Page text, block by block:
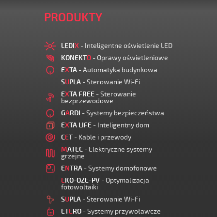
PRODUKTY
LEDIX - Inteligentne oświetlenie LED
KONEKTO - Oprawy oświetleniowe
EXTA - Automatyka budynkowa
SUPLA - Sterowanie Wi-Fi
EXTA FREE - Sterowanie
bezprzewodowe
GARDI - Systemy bezpieczeństwa
EXTA LIFE - Inteligentny dom
CET - Kable i przewody
MATEC - Elektryczne systemy
grzejne
ENTRA - Systemy domofonowe
EKO-OZE-PV - Optymalizacja
fotowoltaiki
SUPLA - Sterowanie Wi-Fi
ETERO - Systemy przywoławcze